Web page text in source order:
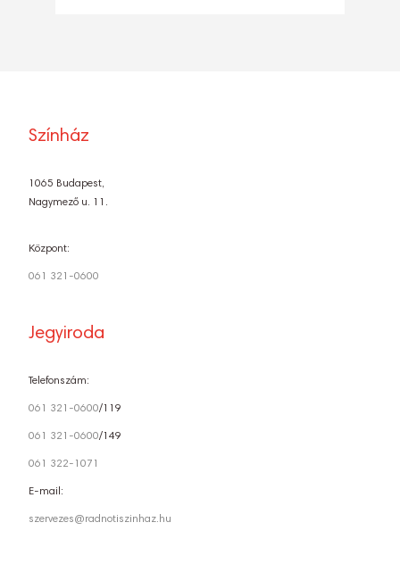
Színház
1065 Budapest,
Nagymező u. 11.
Központ:
061 321-0600
Jegyiroda
Telefonszám:
061 321-0600/119
061 321-0600/149
061 322-1071
E-mail:
szervezes@radnotiszinhaz.hu